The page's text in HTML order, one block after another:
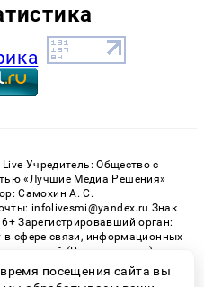
Учредитель: Общество с
«Лучшие Медиа Решения»
Самохин А. С.
infolivesmi@yandex.ru Знак
Зарегистрировавший орган:
сфере связи, информационных
(Роскомнадзор)
№ ФС 77 - 82535 от 21.01.2022
посещения сайта вы